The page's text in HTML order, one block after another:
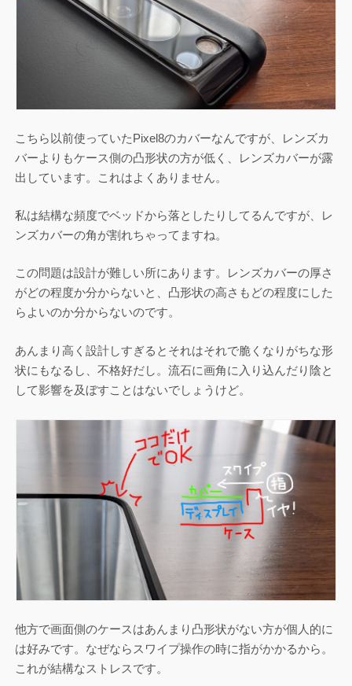
こちら以前使っていたPixel8のカバーなんですが、レンズカ
バーよりもケース側の凸形状の方が低く、レンズカバーが露
出しています。これはよくありません。
私は結構な頻度でベッドから落としたりしてるんですが、レ
ンズカバーの角が割れちゃってますね。
この問題は設計が難しい所にあります。レンズカバーの厚さ
がどの程度か分からないと、凸形状の高さもどの程度にした
らよいのか分からないのです。
あんまり高く設計しすぎるとそれはそれで脆くなりがちな形
状にもなるし、不格好だし。流石に画角に入り込んだり陰と
して影響を及ぼすことはないでしょうけど。
他方で画面側のケースはあんまり凸形状がない方が個人的に
は好みです。なぜならスワイプ操作の時に指がかかるから。
これが結構なストレスです。